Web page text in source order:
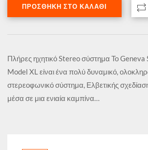
ΠΡΟΣΘΉΚΗ ΣΤΟ ΚΑΛΆΘΙ
Πλήρες ηχητικό Stereo σύστημα Το Geneva
Model XL είναι ένα πολύ δυναμικό,
στερεοφωνικό σύστημα, Ελβετικής
μέσα σε μια ενιαία καμπίνα…